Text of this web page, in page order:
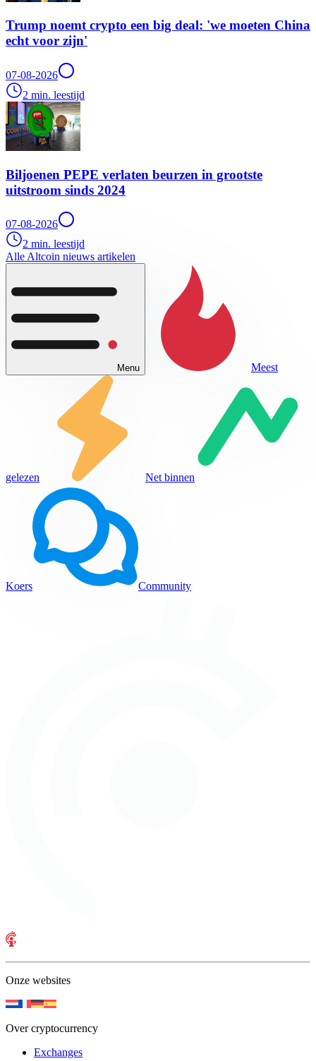
Trump noemt crypto een big deal: 'we moeten China
echt voor zijn'
07-08-2026
2 min. leestijd
Biljoenen PEPE verlaten beurzen in grootste
uitstroom sinds 2024
07-08-2026
2 min. leestijd
Alle Altcoin nieuws artikelen
Menu Meest
gelezen Net binnen
Koers Community
Onze websites
Over cryptocurrency
Exchanges